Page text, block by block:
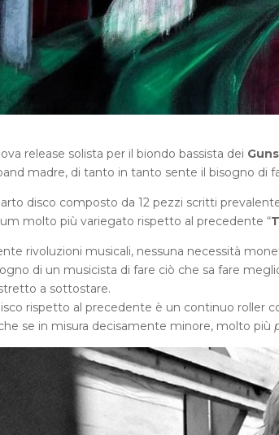
release solista per il biondo bassista dei
madre, di tanto in tanto sente il bisogno di
disco composto da 12 pezzi scritti
molto più variegato rispetto al precedente “
rivoluzioni musicali, nessuna necessità
di un musicista di fare ciò che sa fare
a sottostare.
rispetto al precedente è un continuo roller
se in misura decisamente minore, molto più